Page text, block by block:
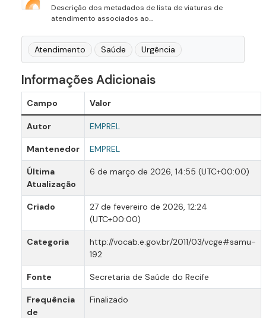
Descrição dos metadados de lista de viaturas de
atendimento associados ao...
Atendimento Saúde Urgência
Informações Adicionais
Campo Valor
Autor EMPREL
Mantenedor EMPREL
Última
Atualização
6 de março de 2026, 14:55 (UTC+00:00)
Criado
27 de fevereiro de 2026, 12:24
(UTC+00:00)
Categoria
http://vocab.e.gov.br/2011/03/vcge#samu-
192
Fonte Secretaria de Saúde do Recife
Frequência
de
Finalizado